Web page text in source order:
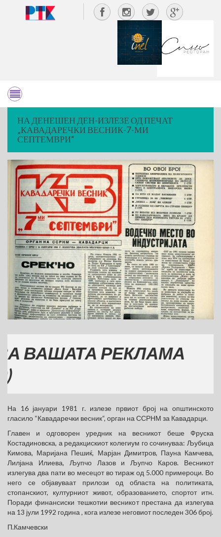
НА ДЕНЕШЕН ДЕН-ИЗЛЕЗЕ ОД ПЕЧАТ
„КАВАДАРЕЧКИ ВЕСНИК-7-МИ
СЕПТЕМВРИ“
РЕКЛАМА
На 16 јануари 1981 г. излезе првиот број на општинското
гласило “Кавадаречки весник“, орган на ССРНМ за Кавадарци.
Главен и одговорен уредник на весникот беше Фруска
Костадиновска, а редакцискиот колегиум го сочинуваа: Љубица
Кимова, Маријана Пешиќ, Марјан Димитров, Пауна Камчева,
Лилјана Илиева, Љупчо Лазов и Љупчо Каров. Вeсникот
излегува два пати во месецот во тираж од 5.000 примероци. Во
него се објавуваат прилози од областа на политиката,
стопанскиот, културниот живот, образованието, спортот итн.
Поради финансиски тешкотии весникот престана да излегува
на 13 јули 1992 гoдина , кога излезе неговиот последен 306 број.
П.Камчевски